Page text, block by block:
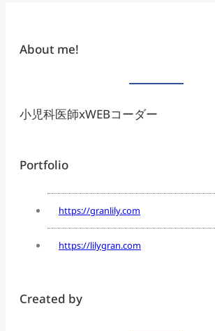
About me!
小児科医師xWEBコーダー
Portfolio
https://granlily.com
https://lilygran.com
Created by